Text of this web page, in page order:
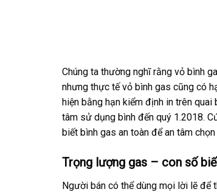
Chúng ta thường nghĩ rằng vỏ bình
nhưng thực tế vỏ bình gas cũng có
hiện bằng hạn kiểm định in trên
tâm sử dụng bình đến quý 1.2018.
biết bình gas an toàn để an tâm chọn
Trọng lượng gas – con số
Người bán có thể dùng mọi lời lẽ để